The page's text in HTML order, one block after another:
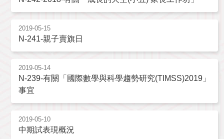
2019-05-15
N-241-親子賣旗日
2019-05-14
N-239-有關「國際數學與科學趨勢研究(TIMSS)2019」
事宜
2019-05-10
中期試表現概況